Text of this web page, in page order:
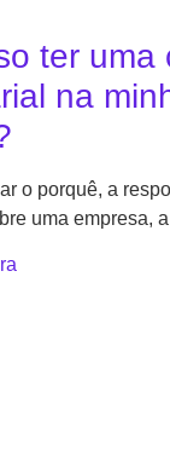
ter uma
na
o porquê, a
uma empresa, a